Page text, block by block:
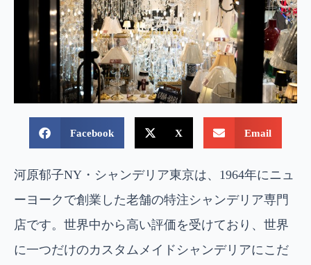
Facebook X Email
河原郁子NY・シャンデリア東京は、1964年にニュ
ーヨークで創業した老舗の特注シャンデリア専門
店です。世界中から高い評価を受けており、世界
に一つだけのカスタムメイドシャンデリアにこだ